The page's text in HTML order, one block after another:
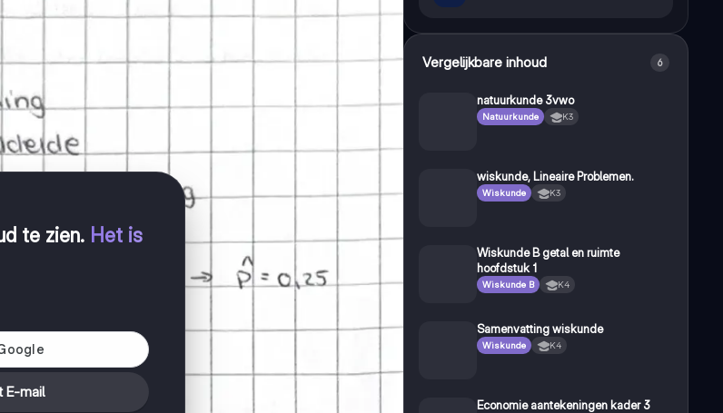
te zien. Het is
E-mail
Vergelijkbare inhoud 6
natuurkunde 3vwo
Natuurkunde K3
wiskunde, Lineaire Problemen.
Wiskunde K3
Wiskunde B getal en ruimte
hoofdstuk 1
Wiskunde B K4
Samenvatting wiskunde
Wiskunde K4
Economie aantekeningen kader 3